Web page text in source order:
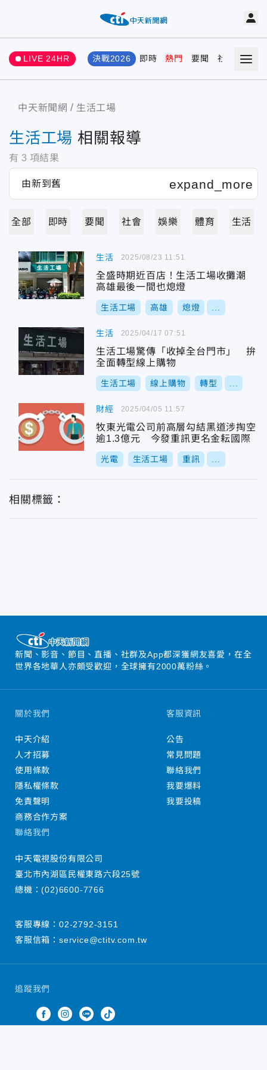
LIVE 24HR 決戰2026 即時 熱門 要聞 社會 娛樂
中天新聞網 生活工場
生活工場 相關報導
有 3 項結果
全部 即時 要聞 社會 娛樂 體育 生活
生活
全盛時期近百店！生活工場收攤潮
高雄最後一間也熄燈
生活工場 高雄 熄燈
2025/08/23 11:51
生活
生活工場驚傳「收掉全台門市」 拚
全面轉型線上購物
生活工場 線上購物 轉型
2025/04/17 07:51
財經
牧東光電公司前高層勾結黑道涉掏空
逾1.3億元 今發重訊更名金耘國際
光電 生活工場 重訊
2025/04/05 11:57
相關標籤：
新聞、影音、節目、直播、社群及App都深獲網友喜愛，在全
世界各地華人亦頗受歡迎，全球擁有2000萬粉絲。
追蹤我們
關於我們
中天介紹
人才招募
使用條款
隱私權條款
免責聲明
商務合作方案
客服資訊
公告
常見問題
聯絡我們
我要爆料
我要投稿
聯絡我們
中天電視股份有限公司
臺北市內湖區民權東路六段25號
總機：(02)6600-7766
客服專線： 02-2792-3151
客服信箱： service@ctitv.com.tw